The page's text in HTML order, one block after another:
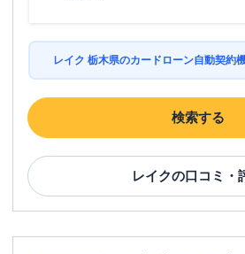
レイク 栃木県のカードローン自動契約
検索する
レイクの口コミ・